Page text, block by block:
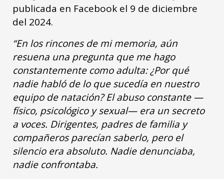
publicada en Facebook el 9 de diciembre
del 2024.
“En los rincones de mi memoria, aún
resuena una pregunta que me hago
constantemente como adulta: ¿Por qué
nadie habló de lo que sucedía en nuestro
equipo de natación? El abuso constante —
físico, psicológico y sexual— era un secreto
a voces. Dirigentes, padres de familia y
compañeros parecían saberlo, pero el
silencio era absoluto. Nadie denunciaba,
nadie confrontaba.